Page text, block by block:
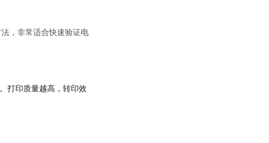
，非常适合快速验证电
打印质量越高，转印效